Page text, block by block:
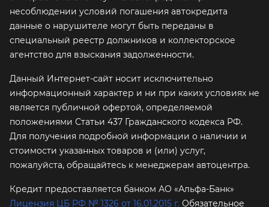
несоблюдении условий погашения автокредита
данные о нарушителе могут быть переданы в
специальный реестр должников и коллекторское
агентство для взыскания задолженности.
Данный Интернет-сайт носит исключительно
информационный характер и ни при каких условиях не
является публичной офертой, определяемой
положениями Статьи 437 Гражданского кодекса РФ.
Для получения подробной информации о наличии и
стоимости указанных товаров и (или) услуг,
пожалуйста, обращайтесь к менеджерам автоцентра.
Кредит предоставляется банком АО «Альфа-Банк»
Лицензия ЦБ РФ № 1326 от 16.01.2015 г. Обязательное